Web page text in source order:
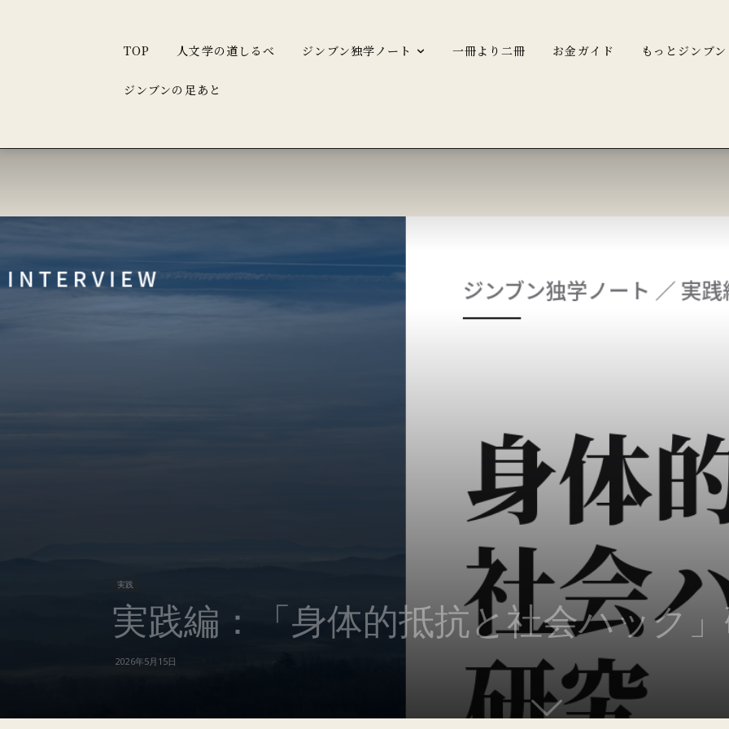
TOP 人文学の道しるべ ジンブン独学ノート 一冊より二冊 お金ガイド もっとジンブン
ジンブンの足あと
実践
実践編：「身体的抵抗と社会ハック
2026年5月15日